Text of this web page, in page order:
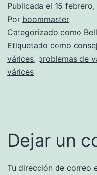
Publicada el 15 febrero,
Por boommaster
Categorizado como
Etiquetado como
várices, problemas de
várices
Dejar un
Tu dirección de correo